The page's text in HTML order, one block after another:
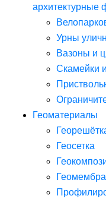
архитектурные
Урны
Вазоны и
Скамейки
Геоматериалы
Геосетка